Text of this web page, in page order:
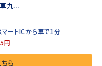
九...
ートICから車で1分
円
ら